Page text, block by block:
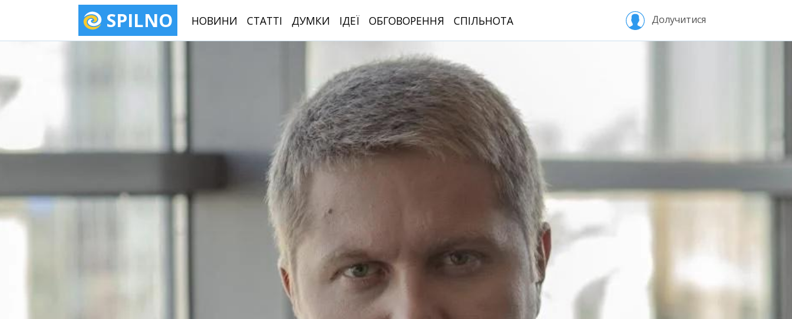
SPILNO НОВИНИ СТАТТІ ДУМКИ ІДЕЇ ОБГОВОРЕННЯ СПІЛЬНОТА Долучитися